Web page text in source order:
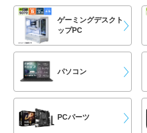
ゲーミングデスクト
ップPC
パソコン
PCパーツ